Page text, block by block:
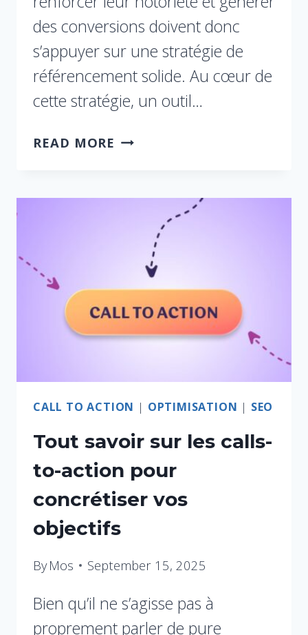
des conversions doivent donc
s’appuyer sur une stratégie de
référencement solide. Au cœur de
cette stratégie, un outil…
READ MORE
CALL TO ACTION | OPTIMISATION | SEO
Tout savoir sur les calls-
to-action pour
concrétiser vos
objectifs
By Mos September 15, 2025
Bien qu’il ne s’agisse pas à
proprement parler de pure